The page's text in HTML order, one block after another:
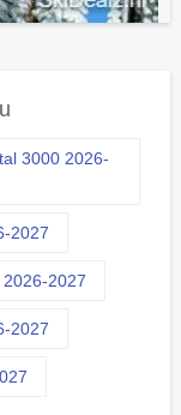
3000 2026-
2027
2027
2027